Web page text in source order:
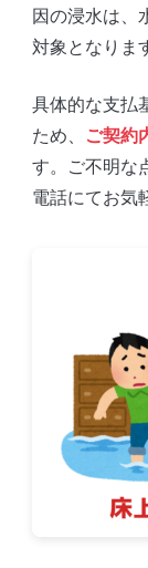
因の浸水は、
対象となりま
具体的な支払
ため、
ご契約
す。ご不明な
電話にてお気